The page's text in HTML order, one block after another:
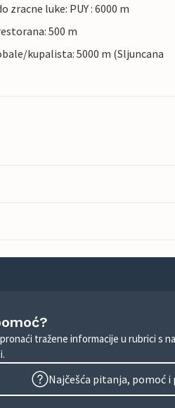
zracne luke: PUY : 6000 m
500 m
kupalista: 5000 m (Sljuncana
tražene informacije u rubrici s
Najčešća pitanja, pomoć i